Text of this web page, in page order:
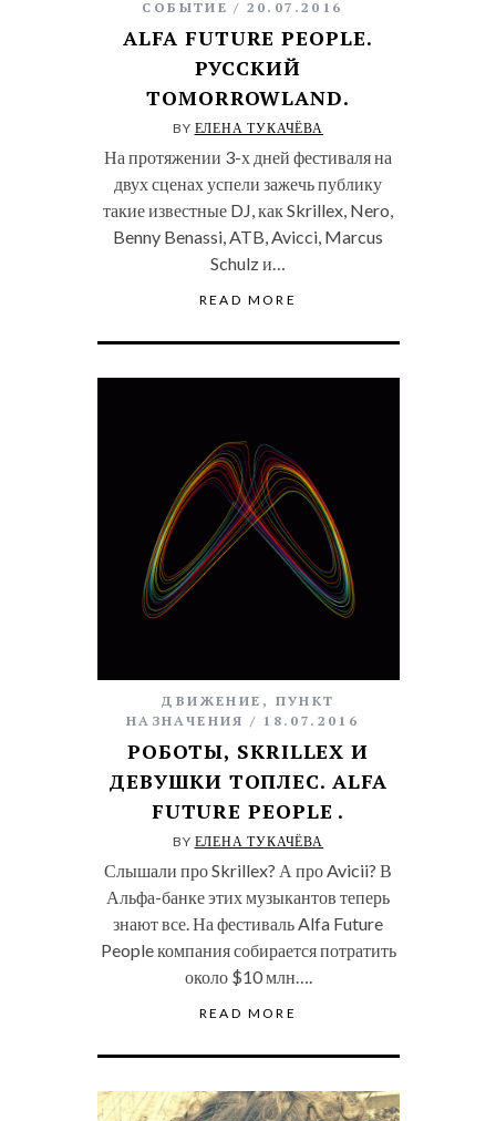
СОБЫТИЕ 20.07.2016
ALFA FUTURE PEOPLE.
РУССКИЙ
TOMORROWLAND.
BY ЕЛЕНА ТУКАЧЁВА
На протяжении 3-х дней фестиваля на
двух сценах успели зажечь публику
такие известные DJ, как Skrillex, Nero,
Benny Benassi, ATB, Avicci, Marcus
Schulz и…
READ MORE
ДВИЖЕНИЕ , ПУНКТ
НАЗНАЧЕНИЯ
18.07.2016
РОБОТЫ, SKRILLEX И
ДЕВУШКИ ТОПЛЕС. ALFA
FUTURE PEOPLE .
BY ЕЛЕНА ТУКАЧЁВА
Слышали про Skrillex? А про Avicii? В
Альфа-банке этих музыкантов теперь
знают все. На фестиваль Alfa Future
People компания собирается потратить
около $10 млн….
READ MORE